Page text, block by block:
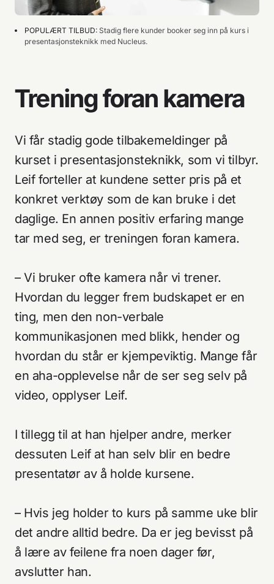
POPULÆRT TILBUD: Stadig flere kunder booker seg inn på kurs i
presentasjonsteknikk med Nucleus.
Trening foran kamera
Vi får stadig gode tilbakemeldinger på
kurset i presentasjonsteknikk, som vi tilbyr.
Leif forteller at kundene setter pris på et
konkret verktøy som de kan bruke i det
daglige. En annen positiv erfaring mange
tar med seg, er treningen foran kamera.
– Vi bruker ofte kamera når vi trener.
Hvordan du legger frem budskapet er en
ting, men den non-verbale
kommunikasjonen med blikk, hender og
hvordan du står er kjempeviktig. Mange får
en aha-opplevelse når de ser seg selv på
video, opplyser Leif.
I tillegg til at han hjelper andre, merker
dessuten Leif at han selv blir en bedre
presentatør av å holde kursene.
– Hvis jeg holder to kurs på samme uke blir
det andre alltid bedre. Da er jeg bevisst på
å lære av feilene fra noen dager før,
avslutter han.